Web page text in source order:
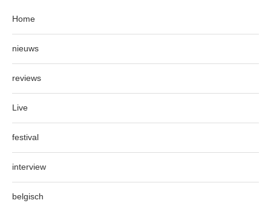
Home
nieuws
reviews
Live
festival
interview
belgisch